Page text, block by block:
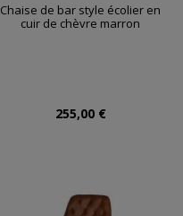
Chaise de bar style écolier en
cuir de chèvre marron
255,00 €